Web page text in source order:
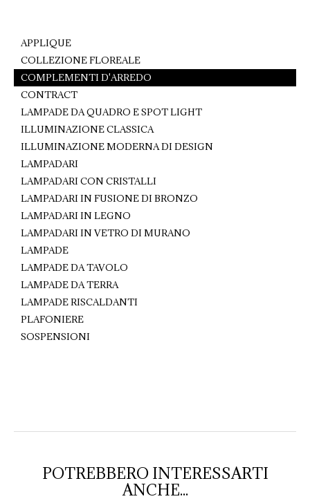
APPLIQUE
COLLEZIONE FLOREALE
COMPLEMENTI D'ARREDO
CONTRACT
LAMPADE DA QUADRO E SPOT LIGHT
ILLUMINAZIONE CLASSICA
ILLUMINAZIONE MODERNA DI DESIGN
LAMPADARI
LAMPADARI CON CRISTALLI
LAMPADARI IN FUSIONE DI BRONZO
LAMPADARI IN LEGNO
LAMPADARI IN VETRO DI MURANO
LAMPADE
LAMPADE DA TAVOLO
LAMPADE DA TERRA
LAMPADE RISCALDANTI
PLAFONIERE
SOSPENSIONI
POTREBBERO INTERESSARTI
ANCHE...